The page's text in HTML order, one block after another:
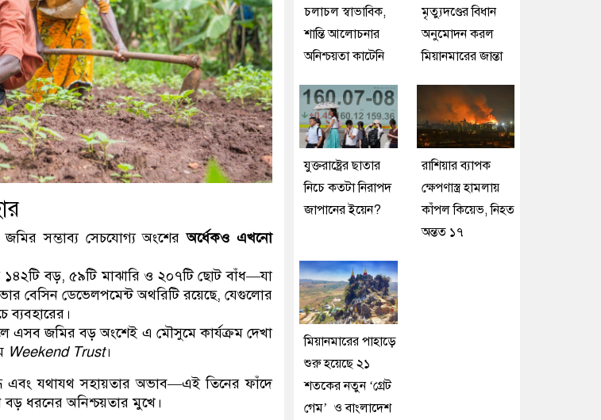
জমির সম্ভাব্য সেচযোগ্য অংশেরঅর্ধেকও এখনো
১৪২টি বড়, ৫৯টি মাঝারি ও ২০৭টি ছোট বাঁধ—যা
বেসিন ডেভেলপমেন্ট অথরিটি রয়েছে, যেগুলোর
ব্যবহারের।
এসব জমির বড় অংশেই এ মৌসুমে কার্যক্রম দেখা
Weekend Trust।
এবং যথাযথ সহায়তার অভাব—এই তিনের ফাঁদে
ধরনের অনিশ্চয়তার মুখে।
চলাচল স্বাভাবিক,
শান্তি আলোচনার
অনিশ্চয়তা কাটেনি
মৃত্যুদণ্ডের বিধান
অনুমোদন করল
মিয়ানমারের জান্তা
যুক্তরাষ্ট্রের ছাতার
নিচে কতটা নিরাপদ
জাপানের ইয়েন?
রাশিয়ার ব্যাপক
ক্ষেপণাস্ত্র হামলায়
কাঁপল কিয়েভ, নিহত
অন্তত ১৭
মিয়ানমারের পাহাড়ে
শুরু হয়েছে ২১
শতকের নতুন ‘গ্রেট
গেম’ ও বাংলাদেশ